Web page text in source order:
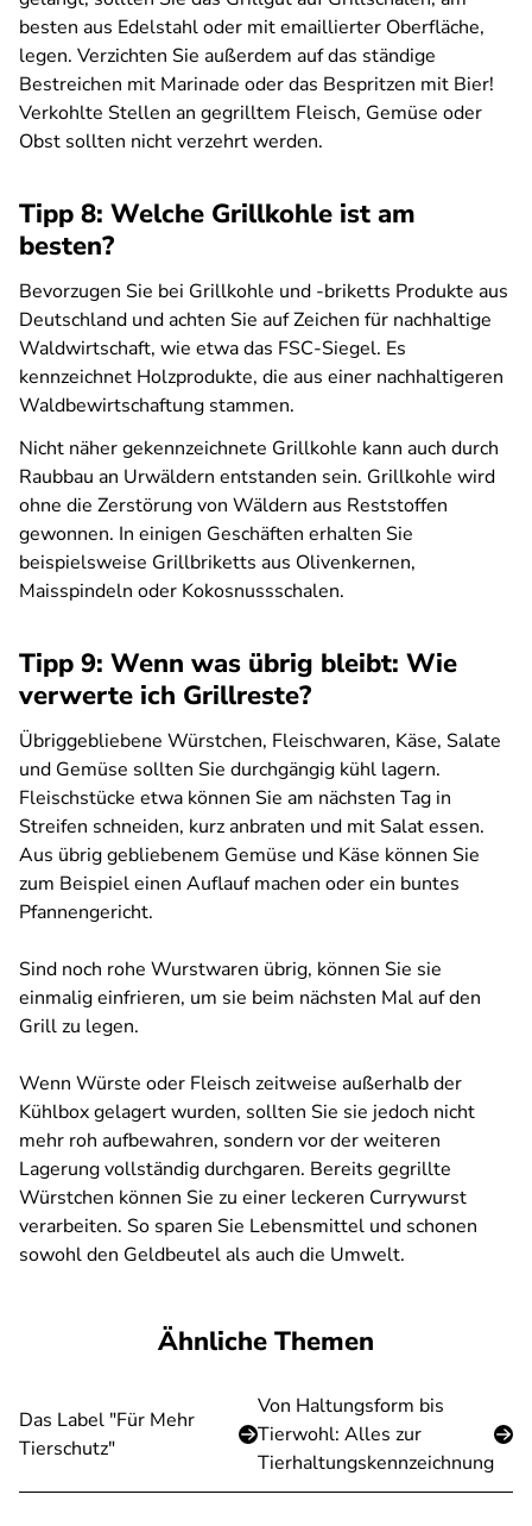
besten aus Edelstahl oder mit emaillierter Oberfläche,
legen. Verzichten Sie außerdem auf das ständige
Bestreichen mit Marinade oder das Bespritzen mit Bier!
Verkohlte Stellen an gegrilltem Fleisch, Gemüse oder
Obst sollten nicht verzehrt werden.
Tipp 8: Welche Grillkohle ist am
besten?
Bevorzugen Sie bei Grillkohle und -briketts Produkte aus
Deutschland und achten Sie auf Zeichen für nachhaltige
Waldwirtschaft, wie etwa das FSC-Siegel. Es
kennzeichnet Holzprodukte, die aus einer nachhaltigeren
Waldbewirtschaftung stammen.
Nicht näher gekennzeichnete Grillkohle kann auch durch
Raubbau an Urwäldern entstanden sein. Grillkohle wird
ohne die Zerstörung von Wäldern aus Reststoffen
gewonnen. In einigen Geschäften erhalten Sie
beispielsweise Grillbriketts aus Olivenkernen,
Maisspindeln oder Kokosnussschalen.
Tipp 9: Wenn was übrig bleibt: Wie
verwerte ich Grillreste?
Übriggebliebene Würstchen, Fleischwaren, Käse, Salate
und Gemüse sollten Sie durchgängig kühl lagern.
Fleischstücke etwa können Sie am nächsten Tag in
Streifen schneiden, kurz anbraten und mit Salat essen.
Aus übrig gebliebenem Gemüse und Käse können Sie
zum Beispiel einen Auflauf machen oder ein buntes
Pfannengericht.
Sind noch rohe Wurstwaren übrig, können Sie sie
einmalig einfrieren, um sie beim nächsten Mal auf den
Grill zu legen.
Wenn Würste oder Fleisch zeitweise außerhalb der
Kühlbox gelagert wurden, sollten Sie sie jedoch nicht
mehr roh aufbewahren, sondern vor der weiteren
Lagerung vollständig durchgaren. Bereits gegrillte
Würstchen können Sie zu einer leckeren Currywurst
verarbeiten. So sparen Sie Lebensmittel und schonen
sowohl den Geldbeutel als auch die Umwelt.
Ähnliche Themen
Das Label "Für Mehr
Tierschutz"
Von Haltungsform bis
Tierwohl: Alles zur
Tierhaltungskennzeichnung